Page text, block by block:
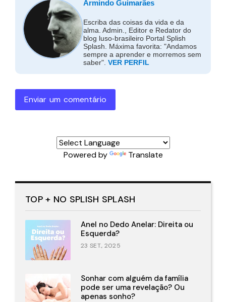
Armindo Guimarães
Escriba das coisas da vida e da
alma. Admin., Editor e Redator do
blog luso-brasileiro Portal Splish
Splash. Máxima favorita: "Andamos
sempre a aprender e morremos sem
saber". VER PERFIL
Enviar um comentário
Powered by Translate
TOP + NO SPLISH SPLASH
Anel no Dedo Anelar: Direita ou
Esquerda?
23 SET., 2025
Sonhar com alguém da família
pode ser uma revelação? Ou
apenas sonho?